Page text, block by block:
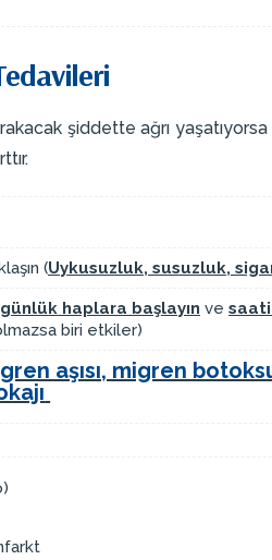
şiddette ağrı yaşatıyorsa
(Uykusuzluk, susuzluk,
günlük haplara başlayın ve saati
biri etkiler)
aşısı, migren